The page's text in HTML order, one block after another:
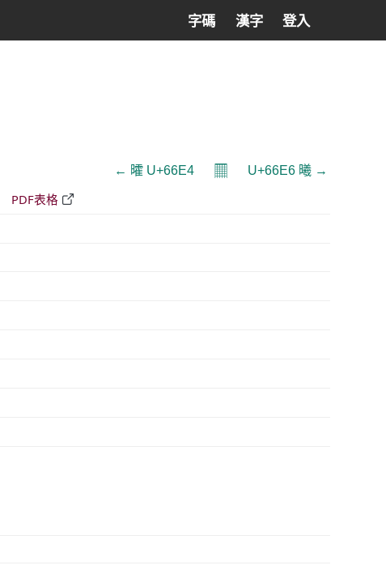
字碼 漢字 登入
← 曤 U+66E4 𝄜 U+66E6 曦 →
PDF表格